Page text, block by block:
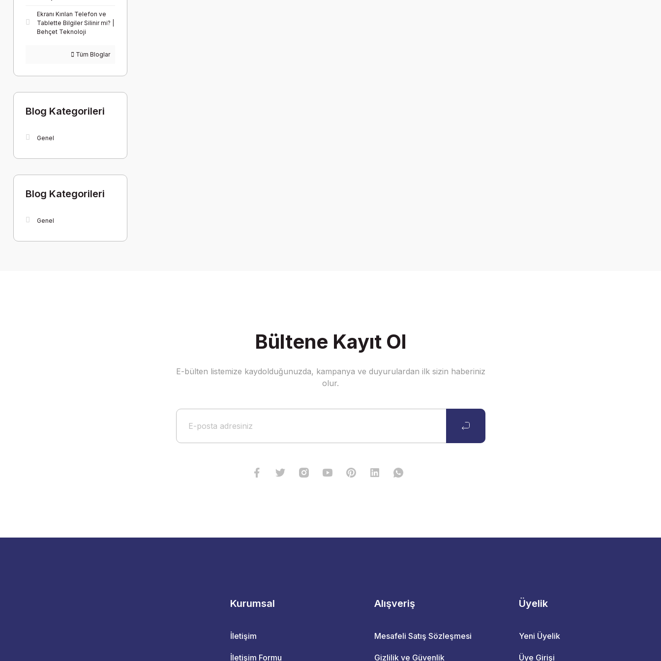
Ekranı Kırılan Telefon ve
Tablette Bilgiler Silinir mi? |
Behçet Teknoloji
Tüm Bloglar
Blog Kategorileri
Genel
Blog Kategorileri
Genel
Bültene Kayıt Ol
E-bülten listemize kaydolduğunuzda, kampanya ve duyurulardan ilk sizin haberiniz
olur.
Kurumsal
İletişim
İletişim Formu
Alışveriş
Mesafeli Satış Sözleşmesi
Gizlilik ve Güvenlik
Üyelik
Yeni Üyelik
Üye Girişi